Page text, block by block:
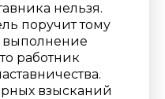
нельзя.
поручит тому
выполнение
работник
взысканий